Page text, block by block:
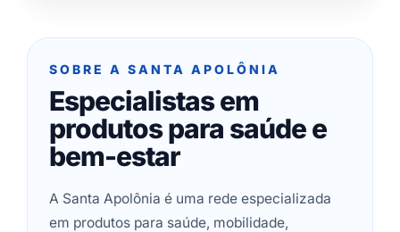
SOBRE A SANTA APOLÔNIA
Especialistas em
produtos para saúde e
bem-estar
A Santa Apolônia é uma rede especializada
em produtos para saúde, mobilidade,